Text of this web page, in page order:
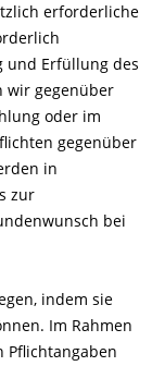
erforderliche
und Erfüllung des
wir gegenüber
oder im
gegenüber
in
zur
bei
indem sie
Im Rahmen
Pflichtangaben